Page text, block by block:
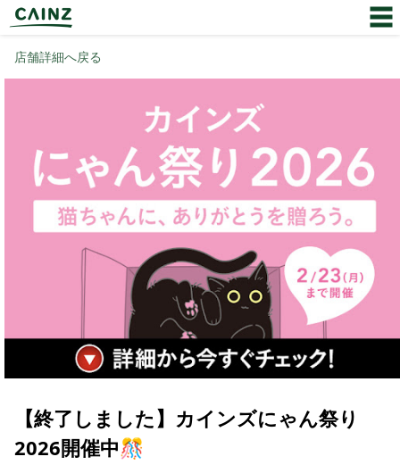
店舗詳細へ戻る
【終了しました】カインズにゃん祭り
2026開催中🎊